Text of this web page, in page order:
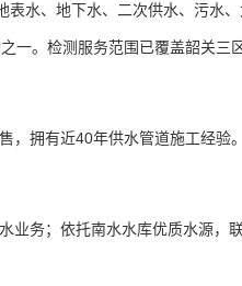
、地下水、二次供水、污水、
一。检测服务范围已覆盖韶关三
拥有近40年供水管道施工经验
务；依托南水水库优质水源，